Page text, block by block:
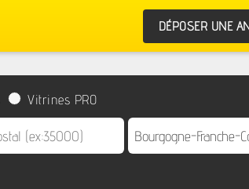
DÉPOSER UNE
Vitrines PRO